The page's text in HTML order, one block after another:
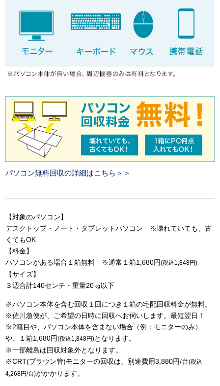
パソコン無料回収の詳細はこちら＞＞
【対象のパソコン】
デスクトップ・ノート・タブレットパソコン ※壊れていても、古
くてもOK
【料金】
パソコンがある場合１箱無料 ※通常１箱1,680円(税込1,848円)
【サイズ】
３辺合計140センチ・重量20㎏以下
※パソコン本体を含む回収１回につき１箱の宅配回収料金が無料。
※佐川急便が、ご希望の日時に回収へお伺いします。最短翌日！
※2箱目や、パソコン本体を含まない場合（例：モニターのみ）
や、１箱1,680円(税込1,848円)となります。
※一部離島は回収対象外となります。
※CRT(ブラウン管)モニターの回収は、別途費用3,880円/台(税込
4,268円/台)がかかります。